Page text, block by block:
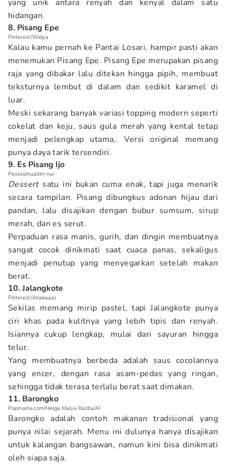
yang unik antara renyah dan kenyal dalam satu
hidangan.
8. Pisang Epe
Pinterest/Widya
Kalau kamu pernah ke Pantai Losari, hampir pasti akan
menemukan Pisang Epe. Pisang Epe merupakan pisang
raja yang dibakar lalu ditekan hingga pipih, membuat
teksturnya lembut di dalam dan sedikit karamel di
luar.
Meski sekarang banyak variasi topping modern seperti
cokelat dan keju, saus gula merah yang kental tetap
menjadi pelengkap utama,. Versi original memang
punya daya tarik tersendiri.
9. Es Pisang Ijo
Pexels/muallim nur
Dessertsatu ini bukan cuma enak, tapi juga menarik
secara tampilan. Pisang dibungkus adonan hijau dari
pandan, lalu disajikan dengan bubur sumsum, sirup
merah, dan es serut.
Perpaduan rasa manis, gurih, dan dingin membuatnya
sangat cocok dinikmati saat cuaca panas, sekaligus
menjadi penutup yang menyegarkan setelah makan
berat.
10. Jalangkote
Pinterest/Atiakaaaz
Sekilas memang mirip pastel, tapi Jalangkote punya
ciri khas pada kulitnya yang lebih tipis dan renyah.
Isiannya cukup lengkap, mulai dari sayuran hingga
telur.
Yang membuatnya berbeda adalah saus cocolannya
yang encer, dengan rasa asam-pedas yang ringan,
sehingga tidak terasa terlalu berat saat dimakan.
11. Barongko
Popmama.com/Helga Malya Razita/AI
Barongko adalah contoh makanan tradisional yang
punya nilai sejarah. Menu ini dulunya hanya disajikan
untuk kalangan bangsawan, namun kini bisa dinikmati
oleh siapa saja.